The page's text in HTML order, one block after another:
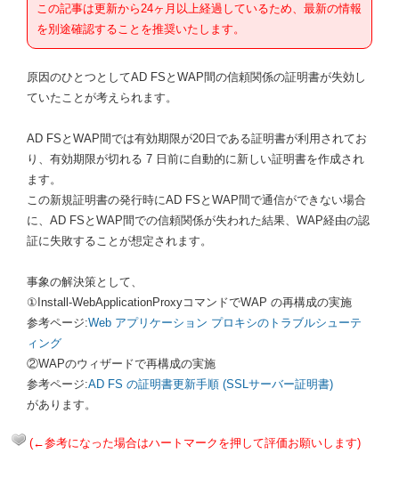
この記事は更新から24ヶ月以上経過しているため、最新の情報
を別途確認することを推奨いたします。
原因のひとつとしてAD FS と WAP間の信頼関係の証明書が失効し
ていたことが考えられます。
AD FSとWAP間では有効期限が20日である証明書が利用されてお
り、有効期限が切れる 7 日前に自動的に新しい証明書を作成され
ます。
この新規証明書の発行時にAD FSとWAP間で通信ができない場合
に、 AD FSとWAP間での信頼関係が失われた結果、 WAP経由の認
証に失敗することが想定されます。
事象の解決策として、
①Install-WebApplicationProxyコマンドでWAP の再構成の実施
参考ページ:Web アプリケーション プロキシのトラブルシューテ
ィング
②WAPのウィザードで再構成の実施
参考ページ:AD FS の証明書更新手順 (SSLサーバー証明書)
があります。
(←参考になった場合はハートマークを押して評価お願いします)